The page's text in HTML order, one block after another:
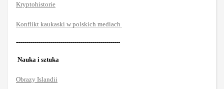
Kryptohistorie
Konflikt kaukaski w polskich mediach
----------------------------------------------------
Nauka i sztuka
Obrazy Islandii